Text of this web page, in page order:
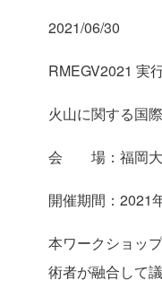
2021/06/30
RMEGV2021 実
火山に関する国
会 場：福岡大
開催期間：2021
本ワークショッ
術者が融合して